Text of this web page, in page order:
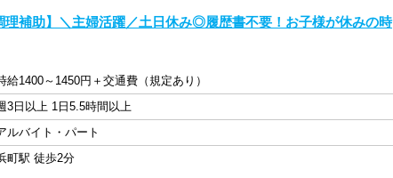
理補助】＼主婦活躍／土日休み◎履歴書不要！お子様が休みの時
給1400～1450円＋交通費（規定あり）
3日以上 1日5.5時間以上
ルバイト・パート
町駅 徒歩2分